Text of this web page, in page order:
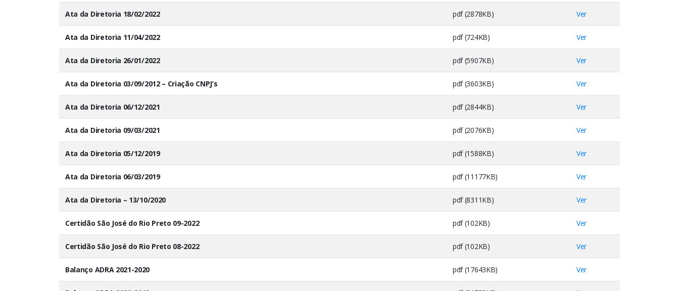
Ata da Diretoria 18/02/2022 pdf (2878KB) Ver
Ata da Diretoria 11/04/2022 pdf (724KB) Ver
Ata da Diretoria 26/01/2022 pdf (5907KB) Ver
Ata da Diretoria 03/09/2012 – Criação CNPJ’s pdf (3603KB) Ver
Ata da Diretoria 06/12/2021 pdf (2844KB) Ver
Ata da Diretoria 09/03/2021 pdf (2076KB) Ver
Ata da Diretoria 05/12/2019 pdf (1588KB) Ver
Ata da Diretoria 06/03/2019 pdf (11177KB) Ver
Ata da Diretoria – 13/10/2020 pdf (8311KB) Ver
Certidão São José do Rio Preto 09-2022 pdf (102KB) Ver
Certidão São José do Rio Preto 08-2022 pdf (102KB) Ver
Balanço ADRA 2021-2020 pdf (17643KB) Ver